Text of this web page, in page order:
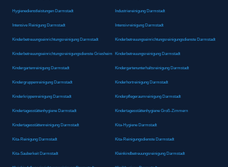
Hygienedienstleistungen Darmstadt Industriereinigung Darmstadt
Intensive Reinigung Darmstadt Intensivreinigung Darmstadt
Kinderbetreuungseinrichtungsreinigung Darmstadt Kinderbetreuungseinrichtungsreinigungsdienste Darmstadt
Kinderbetreuungseinrichtungsreinigungsdienste Griesheim Kinderbetreuungsreinigung Darmstadt
Kindergartenreinigung Darmstadt Kindergartenunterhaltsreinigung Darmstadt
Kindergruppenreinigung Darmstadt Kinderhortreinigung Darmstadt
Kinderkrippenreinigung Darmstadt Kinderpflegeraumreinigung Darmstadt
Kindertagesstättenhygiene Darmstadt Kindertagesstättenhygiene Groß-Zimmern
Kindertagesstättenreinigung Darmstadt Kita-Hygiene Darmstadt
Kita-Reinigung Darmstadt Kita-Reinigungsdienste Darmstadt
Kita-Sauberkeit Darmstadt Kleinkindbetreuungsreinigung Darmstadt